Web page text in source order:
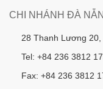
CHI NHÁNH ĐÀ
28 Thanh Lương
Tel: +84 236 3812
Fax: +84 236 3812